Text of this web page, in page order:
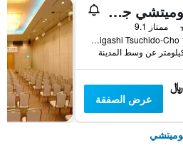
أونوميتشي جست هاوس ميهاراشي تي - هوستل
ممتاز 9.1
15-7 Higashi Tsuchido-Cho, أونوميتشي, اليابان
عرض الصفقة